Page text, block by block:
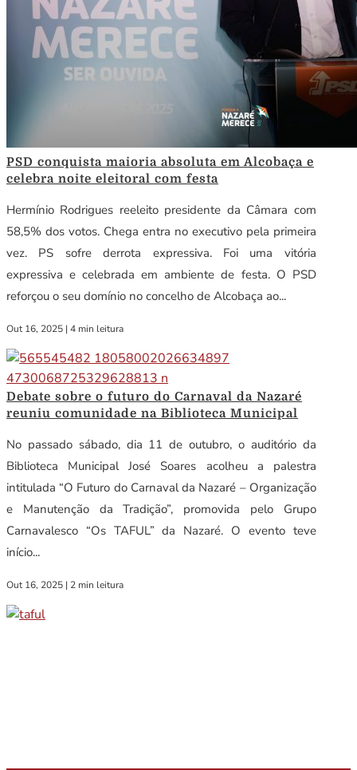
PSD conquista maioria absoluta em Alcobaça e
celebra noite eleitoral com festa
Hermínio Rodrigues reeleito presidente da Câmara com
58,5% dos votos. Chega entra no executivo pela primeira
vez. PS sofre derrota expressiva. Foi uma vitória
expressiva e celebrada em ambiente de festa. O PSD
reforçou o seu domínio no concelho de Alcobaça ao...
Out 16, 2025 | 4 min leitura
Debate sobre o futuro do Carnaval da Nazaré
reuniu comunidade na Biblioteca Municipal
No passado sábado, dia 11 de outubro, o auditório da
Biblioteca Municipal José Soares acolheu a palestra
intitulada “O Futuro do Carnaval da Nazaré – Organização
e Manutenção da Tradição”, promovida pelo Grupo
Carnavalesco “Os TAFUL” da Nazaré. O evento teve
início...
Out 16, 2025 | 2 min leitura